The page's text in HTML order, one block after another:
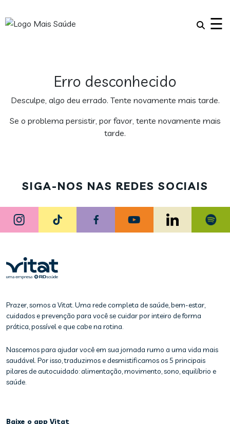
☰
Erro desconhecido
Desculpe, algo deu errado. Tente novamente mais tarde.
Se o problema persistir, por favor, tente novamente mais
tarde.
SIGA-NOS NAS REDES SOCIAIS
Prazer, somos a Vitat. Uma rede completa de saúde, bem-estar,
cuidados e prevenção para você se cuidar por inteiro de forma
prática, possível e que cabe na rotina.
Nascemos para ajudar você em sua jornada rumo a uma vida mais
saudável. Por isso, traduzimos e desmistificamos os 5 principais
pilares de autocuidado: alimentação, movimento, sono, equilíbrio e
saúde.
Baixe o app Vitat